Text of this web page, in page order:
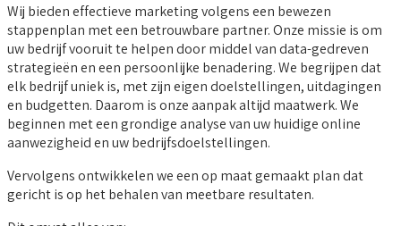
Wij bieden effectieve marketing volgens een bewezen
stappenplan met een betrouwbare partner. Onze missie is om
uw bedrijf vooruit te helpen door middel van data-gedreven
strategieën en een persoonlijke benadering. We begrijpen dat
elk bedrijf uniek is, met zijn eigen doelstellingen, uitdagingen
en budgetten. Daarom is onze aanpak altijd maatwerk. We
beginnen met een grondige analyse van uw huidige online
aanwezigheid en uw bedrijfsdoelstellingen.
Vervolgens ontwikkelen we een op maat gemaakt plan dat
gericht is op het behalen van meetbare resultaten.